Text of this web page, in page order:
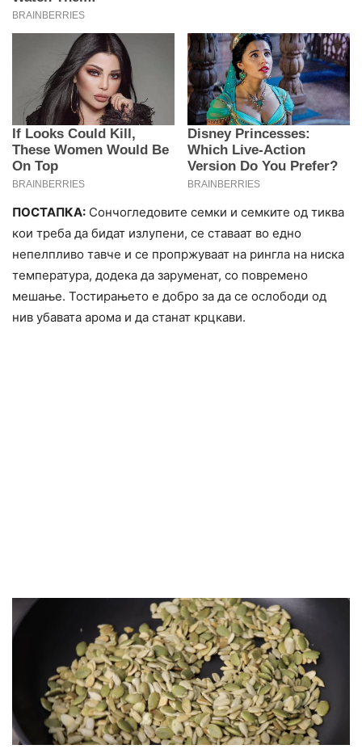
ПОСТАПКА: Сончогледовите семки и семките од тиква
кои треба да бидат излупени, се ставаат во едно
непелпливо тавче и се пропржуваат на рингла на ниска
температура, додека да заруменат, со повремено
мешање. Тостирањето е добро за да се ослободи од
нив убавата арома и да станат крцкави.